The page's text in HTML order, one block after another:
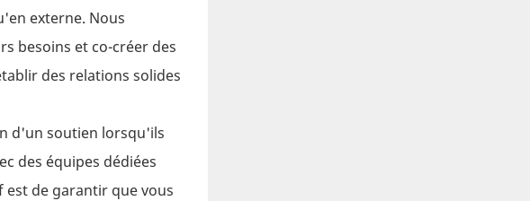
externe. Nous
besoins et co-créer des
des relations solides
d'un soutien lorsqu'ils
des équipes dédiées
de garantir que vous